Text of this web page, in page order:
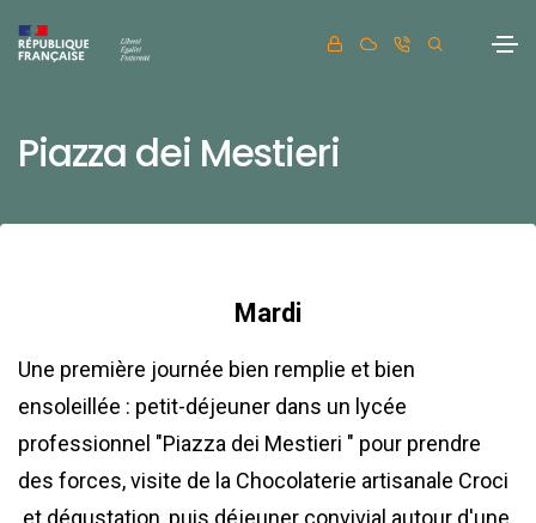
Piazza dei Mestieri
Mardi
Une première journée bien remplie et bien
ensoleillée : petit-déjeuner dans un lycée
professionnel "Piazza dei Mestieri " pour prendre
des forces, visite de la Chocolaterie artisanale Croci
et dégustation, puis déjeuner convivial autour d'une